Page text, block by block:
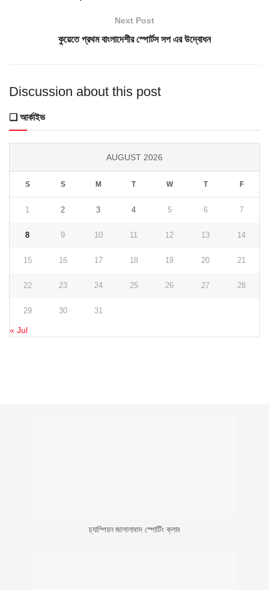
Next Post
কুয়েতে প্রথম বাংলাদেশীর স্পোর্টস সপ এর উদ্বোধন
Discussion about this post
❑ আর্কাইভ
AUGUST 2026
S S M T W T F
1 2 3 4 5 6 7
8 9 10 11 12 13 14
15 16 17 18 19 20 21
22 23 24 25 26 27 28
29 30 31
« Jul
চ্যাম্পিয়ন জালালাবাদ স্পোর্টিং ক্লাব